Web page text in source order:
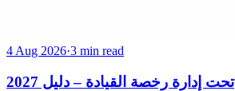
4 Aug 2026·3 min read
تحت إدارة رخصة القيادة – دليل 2027